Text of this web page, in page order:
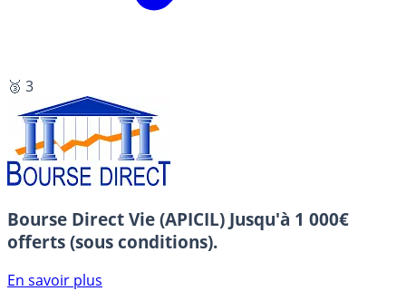
🥉 3
Bourse Direct Vie (APICIL) Jusqu'à 1 000€
offerts (sous conditions).
En savoir plus